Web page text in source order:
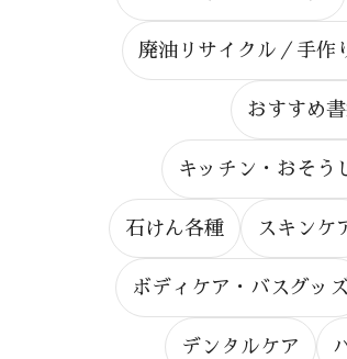
廃油リサイクル／手作
おすすめ
キッチン・おそう
石けん各種 スキンケ
ボディケア・バスグッズ
デンタルケア